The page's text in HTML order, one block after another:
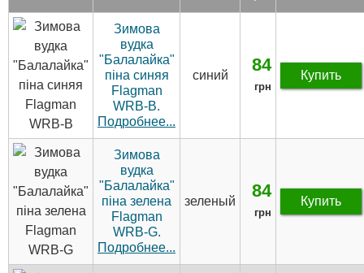
Зимова
вудка
"Балалайка"
піна синяя
Flagman
WRB-B.
Подробнее...
синий
84
грн
Купить
Зимова
вудка
"Балалайка"
піна зелена
Flagman
WRB-G.
Подробнее...
зеленый
84
грн
Купить